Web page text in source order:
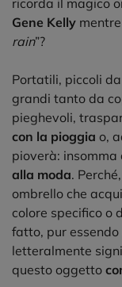
Gene Kelly
rain”?
Portatili, piccoli
grandi tanto da
pieghevoli,
con la pioggia o,
pioverà: insomma
alla moda.
ombrello che
colore specifico o
fatto, pur essendo
letteralmente
questo oggetto